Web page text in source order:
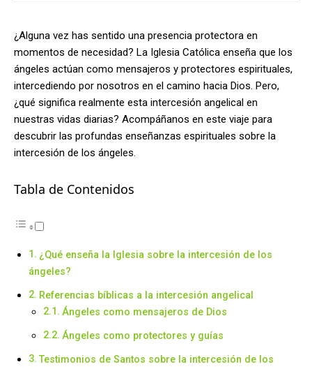
¿Alguna vez has sentido una presencia protectora en
momentos de necesidad? La Iglesia Católica enseña que los
ángeles actúan como mensajeros y protectores espirituales,
intercediendo por nosotros en el camino hacia Dios. Pero,
¿qué significa realmente esta intercesión angelical en
nuestras vidas diarias? Acompáñanos en este viaje para
descubrir las profundas enseñanzas espirituales sobre la
intercesión de los ángeles.
Tabla de Contenidos
¿Qué enseña la Iglesia sobre la intercesión de los
ángeles?
Referencias bíblicas a la intercesión angelical
Ángeles como mensajeros de Dios
Ángeles como protectores y guías
Testimonios de Santos sobre la intercesión de los